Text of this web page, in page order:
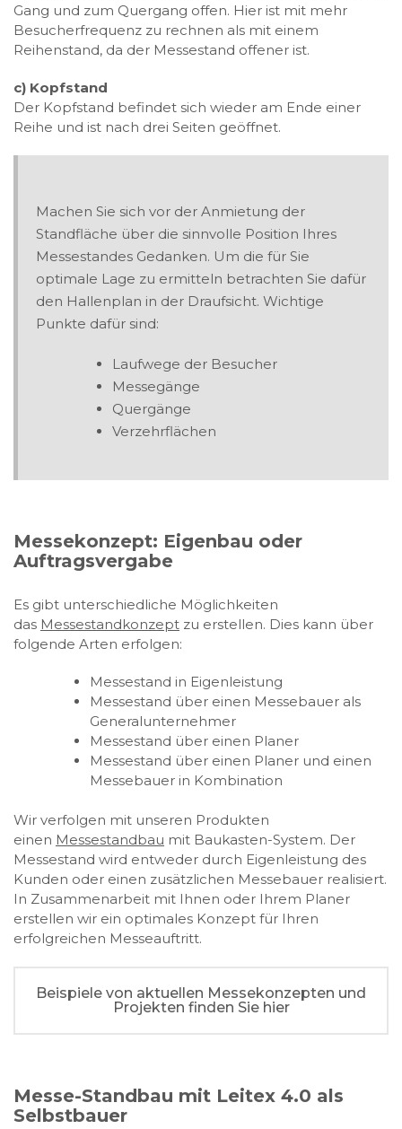
Gang und zum Quergang offen. Hier ist mit mehr
Besucherfrequenz zu rechnen als mit einem
Reihenstand, da der Messestand offener ist.
c) Kopfstand
Der Kopfstand befindet sich wieder am Ende einer
Reihe und ist nach drei Seiten geöffnet.
Machen Sie sich vor der Anmietung der
Standfläche über die sinnvolle Position Ihres
Messestandes Gedanken. Um die für Sie
optimale Lage zu ermitteln betrachten Sie dafür
den Hallenplan in der Draufsicht. Wichtige
Punkte dafür sind:
Laufwege der Besucher
Messegänge
Quergänge
Verzehrflächen
Messekonzept: Eigenbau oder
Auftragsvergabe
Es gibt unterschiedliche Möglichkeiten
das Messestandkonzept zu erstellen. Dies kann über
folgende Arten erfolgen:
Messestand in Eigenleistung
Messestand über einen Messebauer als
Generalunternehmer
Messestand über einen Planer
Messestand über einen Planer und einen
Messebauer in Kombination
Wir verfolgen mit unseren Produkten
einen Messestandbau mit Baukasten-System. Der
Messestand wird entweder durch Eigenleistung des
Kunden oder einen zusätzlichen Messebauer realisiert.
In Zusammenarbeit mit Ihnen oder Ihrem Planer
erstellen wir ein optimales Konzept für Ihren
erfolgreichen Messeauftritt.
Beispiele von aktuellen Messekonzepten und
Projekten finden Sie hier
Messe-Standbau mit Leitex 4.0 als
Selbstbauer